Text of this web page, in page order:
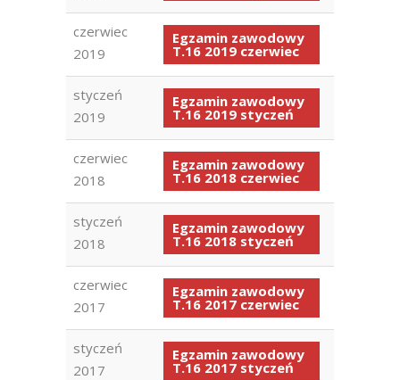
czerwiec
2019
Egzamin zawodowy
T.16 2019 czerwiec
styczeń
2019
Egzamin zawodowy
T.16 2019 styczeń
czerwiec
2018
Egzamin zawodowy
T.16 2018 czerwiec
styczeń
2018
Egzamin zawodowy
T.16 2018 styczeń
czerwiec
2017
Egzamin zawodowy
T.16 2017 czerwiec
styczeń
2017
Egzamin zawodowy
T.16 2017 styczeń